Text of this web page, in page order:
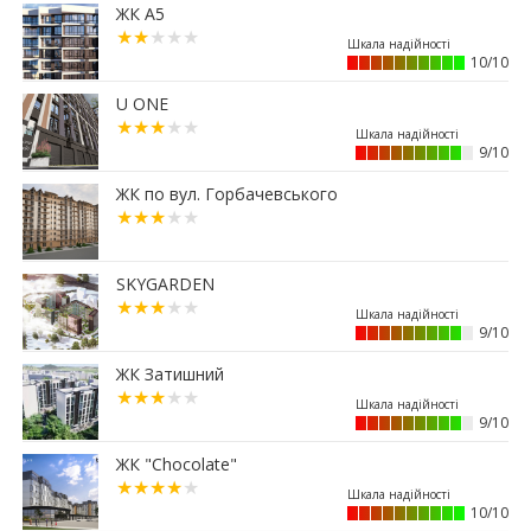
15:45
Ще 50 ветеранів і родин полеглих захисників
Прикарпаття отримали сертифікати на житло
13:08
Площу в центрі Франківська продадуть майже
за 7 млн грн
11:23
Вибір меблів для маленьких квартир: актуальні
рішення 2026 року
01.07.2026
15:12
Житловий район “Княгинин” – від
архітектурного задуму до повноцінного
міського середовища
15:38
Альтернатива депозитам: скільки можна
заробити на купівлі паркомісця у Франківську
12:52
Мешканці одного з мікрорайонів Франківська
вимагають перевірити чергову будову
26.06.2026
13:40
Квартири здорожчали на 14%: скільки тепер
ЖК А5
10/10
U ONE
9/10
ЖК по вул. Горбачевського
SKYGARDEN
9/10
ЖК Затишний
9/10
ЖК "Chocolate"
10/10